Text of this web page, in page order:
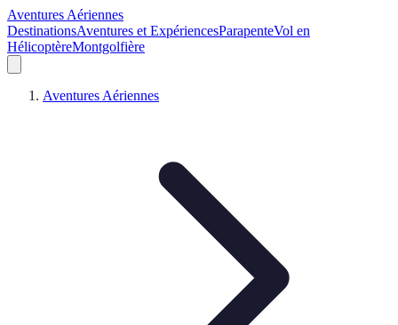
Aventures Aériennes
DestinationsAventures et ExpériencesParapenteVol en
HélicoptèreMontgolfière
Aventures Aériennes